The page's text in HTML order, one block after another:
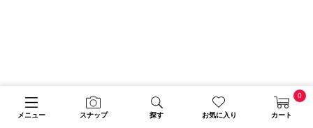
メニュー スナップ 探す お気に入り カート
0